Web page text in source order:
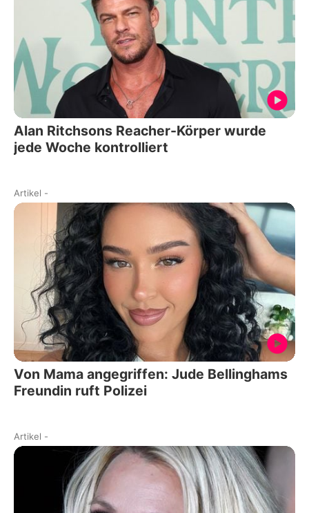
Alan Ritchsons Reacher-Körper wurde
jede Woche kontrolliert
Artikel -
Von Mama angegriffen: Jude Bellinghams
Freundin ruft Polizei
Artikel -